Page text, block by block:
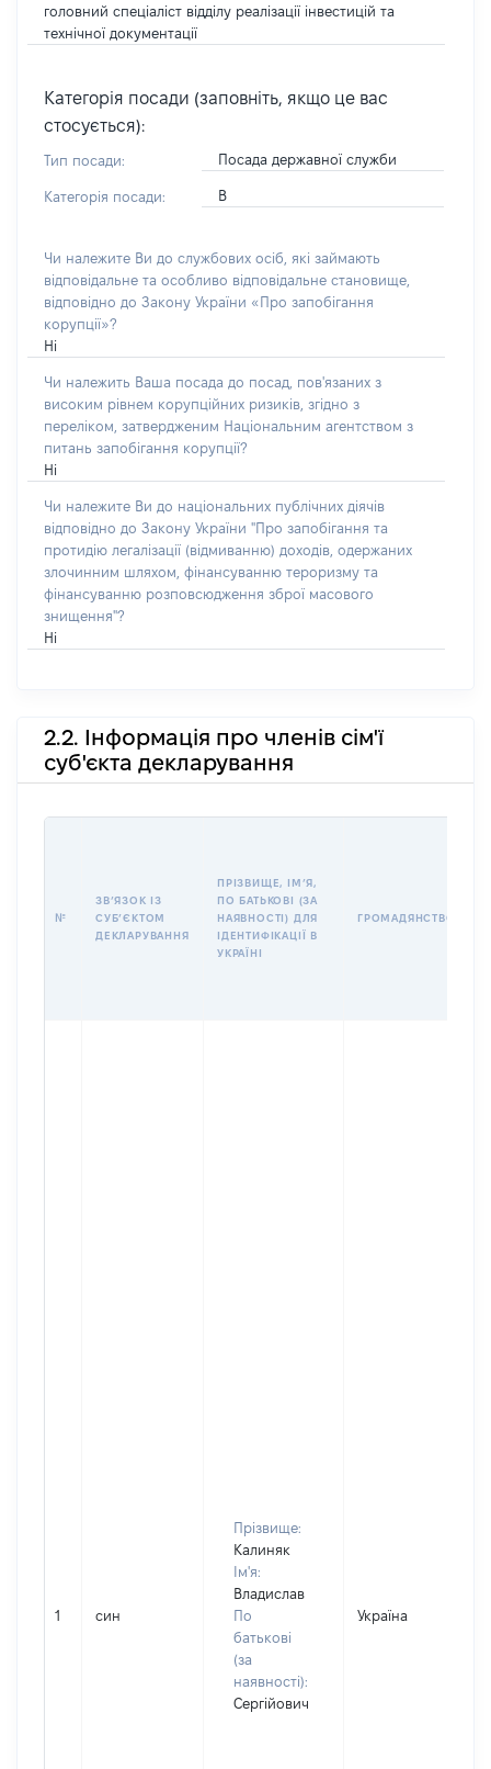
головний спеціаліст відділу реалізації інвестицій та
технічної документації
Категорія посади (заповніть, якщо це вас
стосується):
Тип посади: Посада державної служби
Категорія посади: В
Чи належите Ви до службових осіб, які займають
відповідальне та особливо відповідальне становище,
відповідно до Закону України «Про запобігання
корупції»?
Ні
Чи належить Ваша посада до посад, пов'язаних з
високим рівнем корупційних ризиків, згідно з
переліком, затвердженим Національним агентством з
питань запобігання корупції?
Ні
Чи належите Ви до національних публічних діячів
відповідно до Закону України "Про запобігання та
протидію легалізації (відмиванню) доходів, одержаних
злочинним шляхом, фінансуванню тероризму та
фінансуванню розповсюдження зброї масового
знищення"?
Ні
2.2. Інформація про членів сім'ї
суб'єкта декларування
№
ЗВʼЯЗОК ІЗ
СУБʼЄКТОМ
ДЕКЛАРУВАННЯ
ПРІЗВИЩЕ, ІМʼЯ,
ПО БАТЬКОВІ (ЗА
НАЯВНОСТІ) ДЛЯ
ІДЕНТИФІКАЦІЇ В
УКРАЇНІ
ГРОМАДЯНСТВО
1 син
Прізвище:
Калиняк
Ім'я:
Владислав
По
батькові
(за
наявності):
Сергійович
Україна